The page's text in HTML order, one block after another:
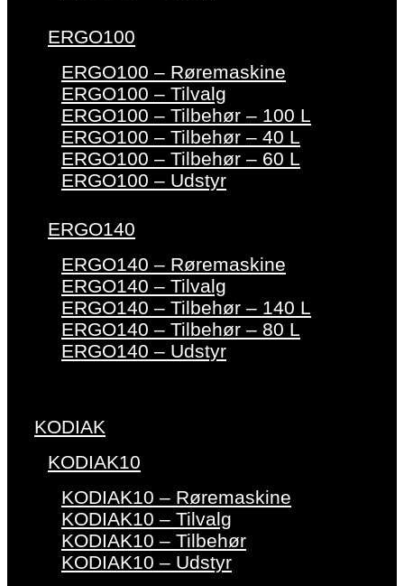
ERGO100
ERGO100 – Røremaskine
ERGO100 – Tilvalg
ERGO100 – Tilbehør – 100 L
ERGO100 – Tilbehør – 40 L
ERGO100 – Tilbehør – 60 L
ERGO100 – Udstyr
ERGO140
ERGO140 – Røremaskine
ERGO140 – Tilvalg
ERGO140 – Tilbehør – 140 L
ERGO140 – Tilbehør – 80 L
ERGO140 – Udstyr
KODIAK
KODIAK10
KODIAK10 – Røremaskine
KODIAK10 – Tilvalg
KODIAK10 – Tilbehør
KODIAK10 – Udstyr